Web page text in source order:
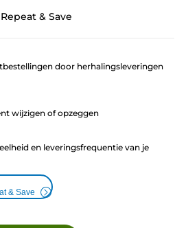
& Save
door herhalingsleveringen
wijzigen of opzeggen
en leveringsfrequentie van je
& Save